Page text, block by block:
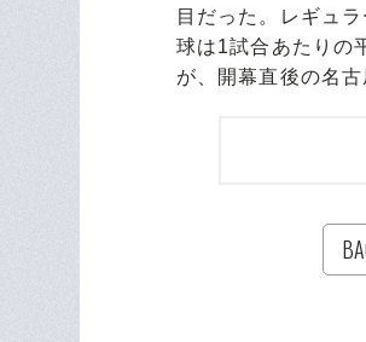
目だった。レギュ
球は1試合あたりの
が、開幕直後の名